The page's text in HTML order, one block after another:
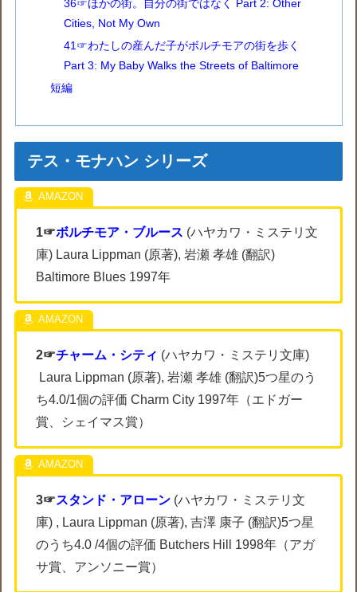
36☞ほかの街。自分の街ではなく Part 2: Other
Cities, Not My Own
41☞わたしの産んだ子がボルチモアの街を歩く
Part 3: My Baby Walks the Streets of Baltimore
短編
テス・モナハン シリーズ
1☞ボルチモア・ブルース (ハヤカワ・ミステリ文
庫) Laura Lippman (原著), 岩瀬 孝雄 (翻訳)
Baltimore Blues 1997年
2☞チャーム・シティ (ハヤカワ・ミステリ文庫)
Laura Lippman (原著), 岩瀬 孝雄 (翻訳)5つ星のう
ち4.0/1個の評価 Charm City 1997年（エドガー
賞、シェイマス賞）
3☞スタンド・アローン (ハヤカワ・ミステリ文
庫) , Laura Lippman (原著), 吉澤 康子 (翻訳)5つ星
のうち4.0 /4個の評価 Butchers Hill 1998年（アガ
サ賞、アンソニー賞）